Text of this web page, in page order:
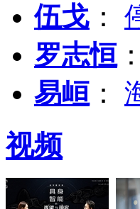
伍戈 ：
罗志恒 ：
易峘 ：
视频